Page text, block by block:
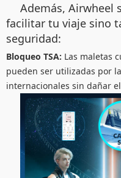
Además, Airwheel
facilitar tu viaje sino
seguridad:
Bloqueo TSA: Las maletas
pueden ser utilizadas por
internacionales sin dañar el